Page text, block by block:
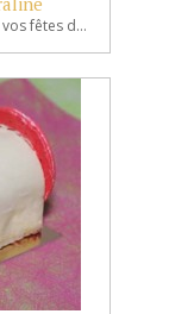
Bûche chocolat praliné qui accompagnera vos fêtes de fin d'année.